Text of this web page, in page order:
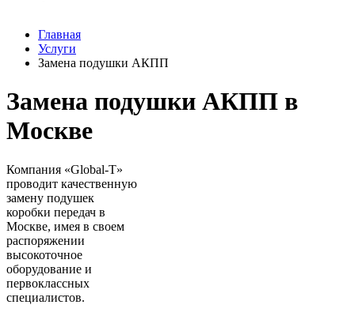
Главная
Услуги
Замена подушки АКПП
Замена подушки АКПП в
Москве
Компания «Global-T»
проводит качественную
замену подушек
коробки передач в
Москве, имея в своем
распоряжении
высокоточное
оборудование и
первоклассных
специалистов.